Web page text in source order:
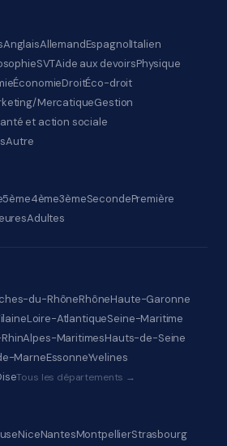
AnglaisAllemandEspagnolItalien
SVTAide aux devoirsPhysique
ÉconomieDroitÉco-droit
MercatiqueGestion
et action sociale
Autre
5ème4ème3èmeSecondePremière
Adultes
du-RhôneRhôneHaute-Garonne
Loire-AtlantiqueSeine-Maritime
Alpes-MaritimesHauts-de-Seine
MarneEssonneYvelines
Tous les départements →
NiceNantesMontpellierStrasbourg